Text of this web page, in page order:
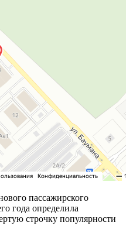
пассажирского
года определила
строчку популярности